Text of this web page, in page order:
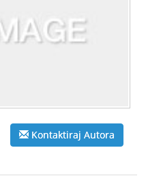
Kontaktiraj Autora